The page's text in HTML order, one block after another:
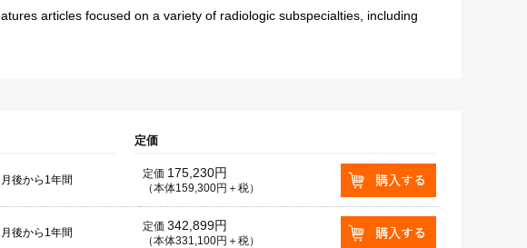
articles focused on a variety of radiologic subspecialties, including
定価
後から1年間 定価 175,230円
（本体159,300円＋税）
後から1年間 定価 342,899円
（本体331,100円＋税）